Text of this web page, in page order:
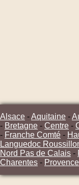
Alsace -Aquitaine -
- Bretagne - Centre -
- Franche Comté -
Languedoc
Nord Pas de Calais -
Charentes -